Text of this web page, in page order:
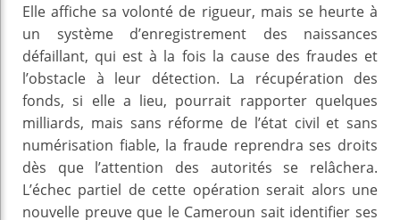
Elle affiche sa volonté de rigueur, mais se heurte à
un système d’enregistrement des naissances
défaillant, qui est à la fois la cause des fraudes et
l’obstacle à leur détection. La récupération des
fonds, si elle a lieu, pourrait rapporter quelques
milliards, mais sans réforme de l’état civil et sans
numérisation fiable, la fraude reprendra ses droits
dès que l’attention des autorités se relâchera.
L’échec partiel de cette opération serait alors une
nouvelle preuve que le Cameroun sait identifier ses